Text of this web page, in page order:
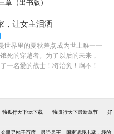
，让女主泪洒
世界里的夏秋差点成为世上唯一一
死的穿越者。为了以后的未来，
一名爱的战士！将治愈！啊不！
让他赔偿，哪能怎么办嘛？以身
等。
独孤行天下txt下载 - 独孤行天下最新章节 - 好
里寻她千百度 最强兵王
国家请我出狱，我的